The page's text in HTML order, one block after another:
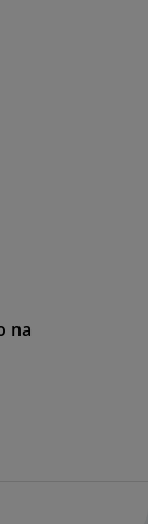
na